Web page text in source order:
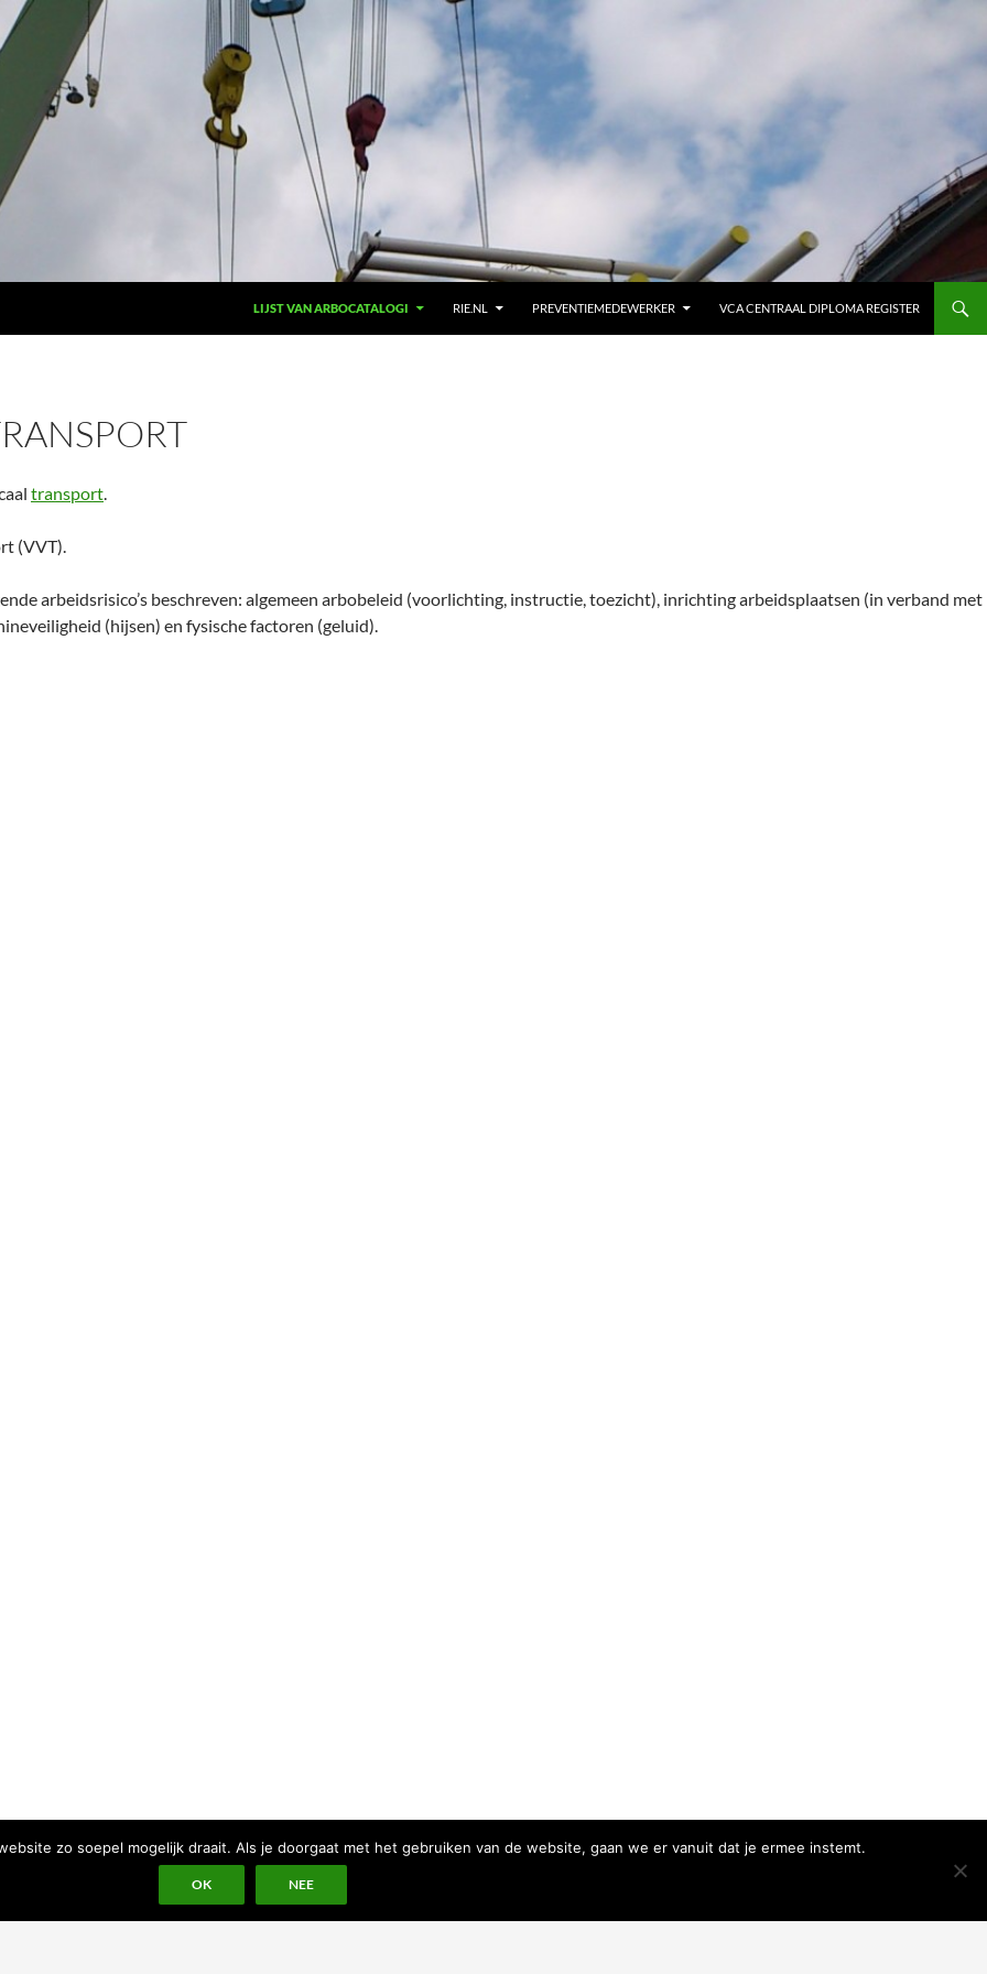
LIJST VAN ARBOCATALOGI RIE.NL PREVENTIEMEDEWERKER VCA CENTRAAL DIPLOMA REGISTER
transport.
(VVT).
arbeidsrisico’s beschreven: algemeen arbobeleid (voorlichting, instructie, toezicht), inrichting arbeidsplaatsen (in verband met
(hijsen) en fysische factoren (geluid).
zo soepel mogelijk draait. Als je doorgaat met het gebruiken van de website, gaan we er vanuit dat je ermee instemt.
OK NEE